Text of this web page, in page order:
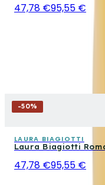
47,78 €95,55 €
-50%
LAURA BIAGIOTTI
Laura Biagiotti
47,78 €95,55 €